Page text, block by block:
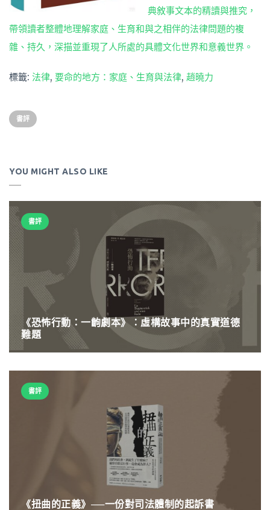
典敘事文本的精讀與推究，
帶領讀者整體地理解家庭、生育和與之相伴的法律問題的複
雜、持久，深描並重現了人所處的具體文化世界和意義世界。
標籤: 法律, 要命的地方：家庭、生育與法律, 趙曉力
書評
YOU MIGHT ALSO LIKE
書評
《恐怖行動：一齣劇本》：虛構故事中的真實道德
難題
書評
《扭曲的正義》──一份對司法體制的起訴書